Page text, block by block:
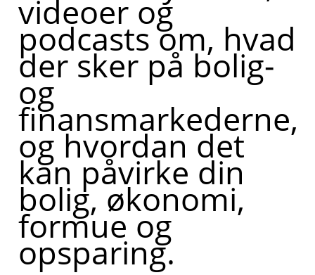
videoer og
podcasts om, hvad
der sker på bolig-
og
finansmarkederne,
og hvordan det
kan påvirke din
bolig, økonomi,
formue og
opsparing.